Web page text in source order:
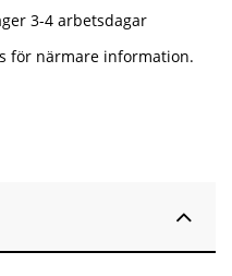
3-4 arbetsdagar
för närmare information.